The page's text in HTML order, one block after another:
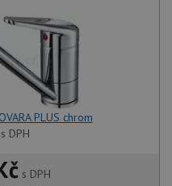
PLUS chrom
DPH
s DPH